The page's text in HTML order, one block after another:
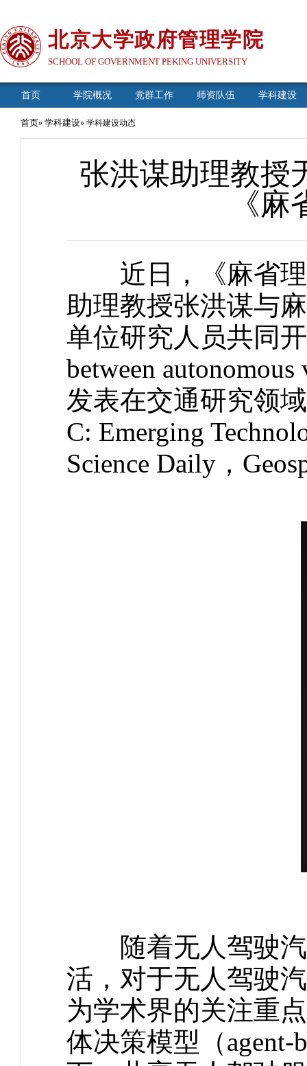
北京大学政府管理学院
SCHOOL OF GOVERNMENT PEKING UNIVERSITY
首页 学院概况 党群工作 师资队伍 学科建设
首页» 学科建设» 学科建设动态
张洪谋助理教授
《
近日，《麻省理
助理教授张洪谋与
单位研究人员共同
between
发表在交通研究领域
C: Emerging
Science Daily，
随着无人驾驶汽
活，对于无人驾驶
为学术界的关注重
体决策模型（agent-